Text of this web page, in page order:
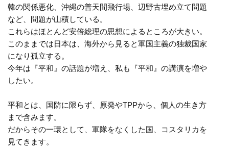
韓の関係悪化、沖縄の普天間飛行場、辺野古埋め立て問題
など、問題が山積している。
これらはほとんど安倍総理の思想によるところが大きい。
このままでは日本は、海外から見ると軍国主義の独裁国家
になり孤立する。
今年は『平和』の話題が増え、私も『平和』の講演を増や
したい。
平和とは、国防に限らず、原発やTPPから、個人の生き方
まで含みます。
だからその一環として、軍隊をなくした国、コスタリカを
見てきます。